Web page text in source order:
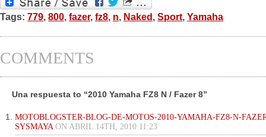
Tags: 779, 800, fazer, fz8, n, Naked, Sport, Yamaha
COMMENTS
Una respuesta to “2010 Yamaha FZ8 N / Fazer 8”
MOTOBLOGSTER-BLOG-DE-MOTOS-2010-YAMAHA-FZ8-N-
SYSMAYAON ABRIL 14TH, 2010 11:23